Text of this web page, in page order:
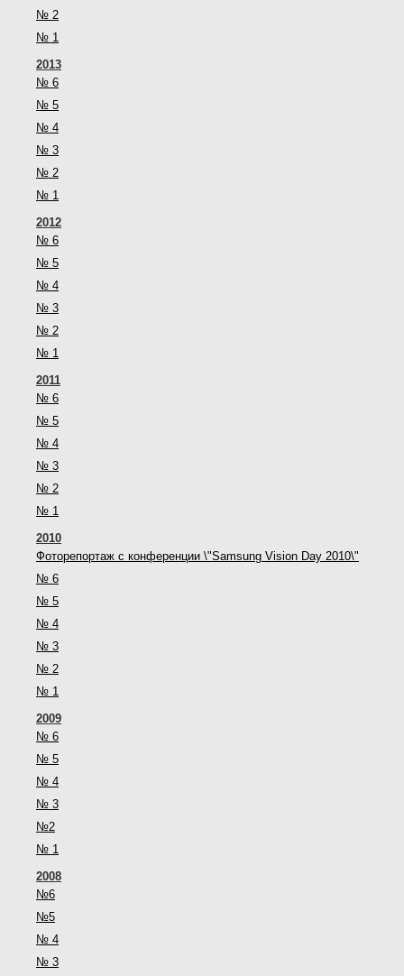
№ 2
№ 1
2013
№ 6
№ 5
№ 4
№ 3
№ 2
№ 1
2012
№ 6
№ 5
№ 4
№ 3
№ 2
№ 1
2011
№ 6
№ 5
№ 4
№ 3
№ 2
№ 1
2010
Фоторепортаж с конференции \"Samsung Vision Day 2010\"
№ 6
№ 5
№ 4
№ 3
№ 2
№ 1
2009
№ 6
№ 5
№ 4
№ 3
№2
№ 1
2008
№6
№5
№ 4
№ 3